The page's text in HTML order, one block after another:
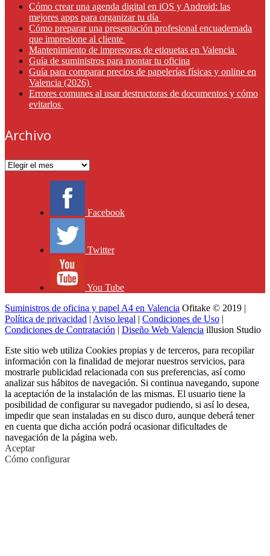
Cómo crear una agenda digital en iOS y Android: las
mejores apps para organizar tu día
Cómo preparar una presentación profesional encuadernada
que impresione al cliente
Mantenimiento de impresoras de etiquetas en Valencia
Guía de suministros para montar tu oficina
Guía para comparar precios de papelerías físicas y online en
Valencia (2026)
Errores comunes al usar destructoras de documentos y cómo
evitarlos
Archivo
Archivo
Facebook
Twitter
You Tube
Suministros de oficina y papel A4 en Valencia Ofitake © 2019 |
Política de privacidad | Aviso legal | Condiciones de Uso |
Condiciones de Contratación | Diseño Web Valencia illusion Studio
Este sitio web utiliza Cookies propias y de terceros, para recopilar
información con la finalidad de mejorar nuestros servicios, para
mostrarle publicidad relacionada con sus preferencias, así como
analizar sus hábitos de navegación. Si continua navegando, supone
la aceptación de la instalación de las mismas. El usuario tiene la
posibilidad de configurar su navegador pudiendo, si así lo desea,
impedir que sean instaladas en su disco duro, aunque deberá tener
en cuenta que dicha acción podrá ocasionar dificultades de
navegación de la página web.
Aceptar
Cómo configurar